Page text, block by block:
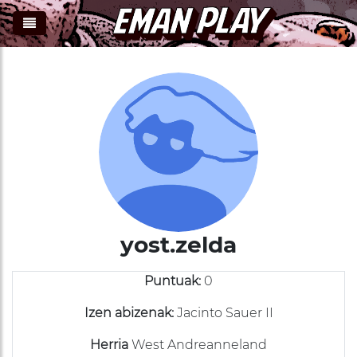
)
yost.zelda
Puntuak: 0
Izen abizenak:Jacinto Sauer II
Herria West Andreanneland